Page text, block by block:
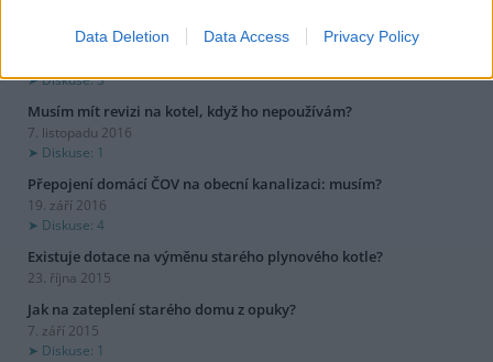
Data Deletion Data Access Privacy Policy
vesnici?
Diskuse: 3
Musím mít revizi na kotel, když ho nepoužívám?
7. listopadu 2016
Diskuse: 1
Přepojení domácí ČOV na obecní kanalizaci: musím?
19. září 2016
Diskuse: 4
Existuje dotace na výměnu starého plynového kotle?
23. října 2015
Jak na zateplení starého domu z opuky?
7. září 2015
Diskuse: 1